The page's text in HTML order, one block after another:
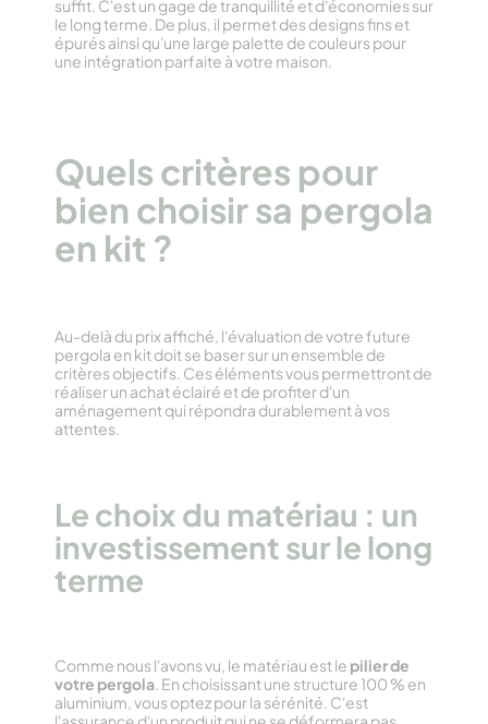
suffit. C'est un gage de tranquillité et d'économies sur
le long terme. De plus, il permet des designs fins et
épurés ainsi qu'une large palette de couleurs pour
une intégration parfaite à votre maison.
Quels critères pour
bien choisir sa pergola
en kit ?
Au-delà du prix affiché, l'évaluation de votre future
pergola en kit doit se baser sur un ensemble de
critères objectifs. Ces éléments vous permettront de
réaliser un achat éclairé et de profiter d'un
aménagement qui répondra durablement à vos
attentes.
Le choix du matériau : un
investissement sur le long
terme
Comme nous l'avons vu, le matériau est le pilier de
votre pergola. En choisissant une structure 100 % en
aluminium, vous optez pour la sérénité. C'est